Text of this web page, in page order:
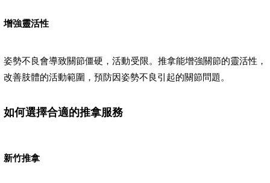
增強靈活性
姿勢不良會導致關節僵硬，活動受限。推拿能增強關節的靈活性，
改善肢體的活動範圍，預防因姿勢不良引起的關節問題。
如何選擇合適的推拿服務
新竹推拿